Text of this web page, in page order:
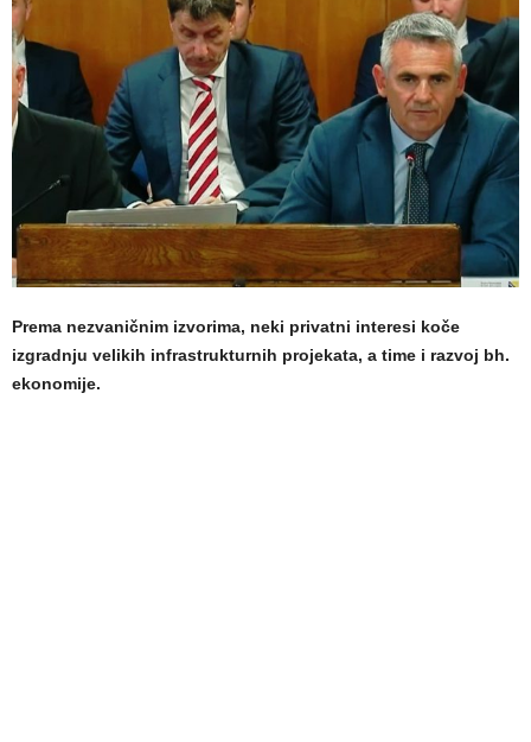
Prema nezvaničnim izvorima, neki privatni interesi koče
izgradnju velikih infrastrukturnih projekata, a time i razvoj bh.
ekonomije.